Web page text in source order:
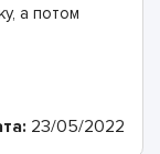
а потом
23/05/2022